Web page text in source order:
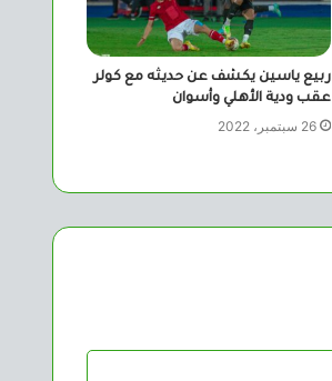
ربيع ياسين يكشف عن حديثه مع كولر
عقب ودية الأهلي وأسوان
26 سبتمبر، 2022